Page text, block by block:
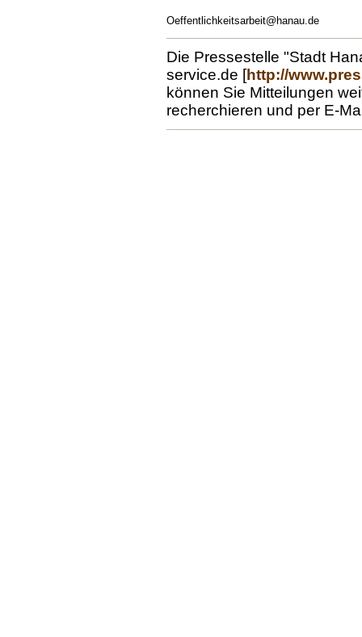
Oeffentlichkeitsarbeit@hanau.de
Die Pressestelle "Stadt
service.de [http://
können Sie Mitteilungen
recherchieren und per E-